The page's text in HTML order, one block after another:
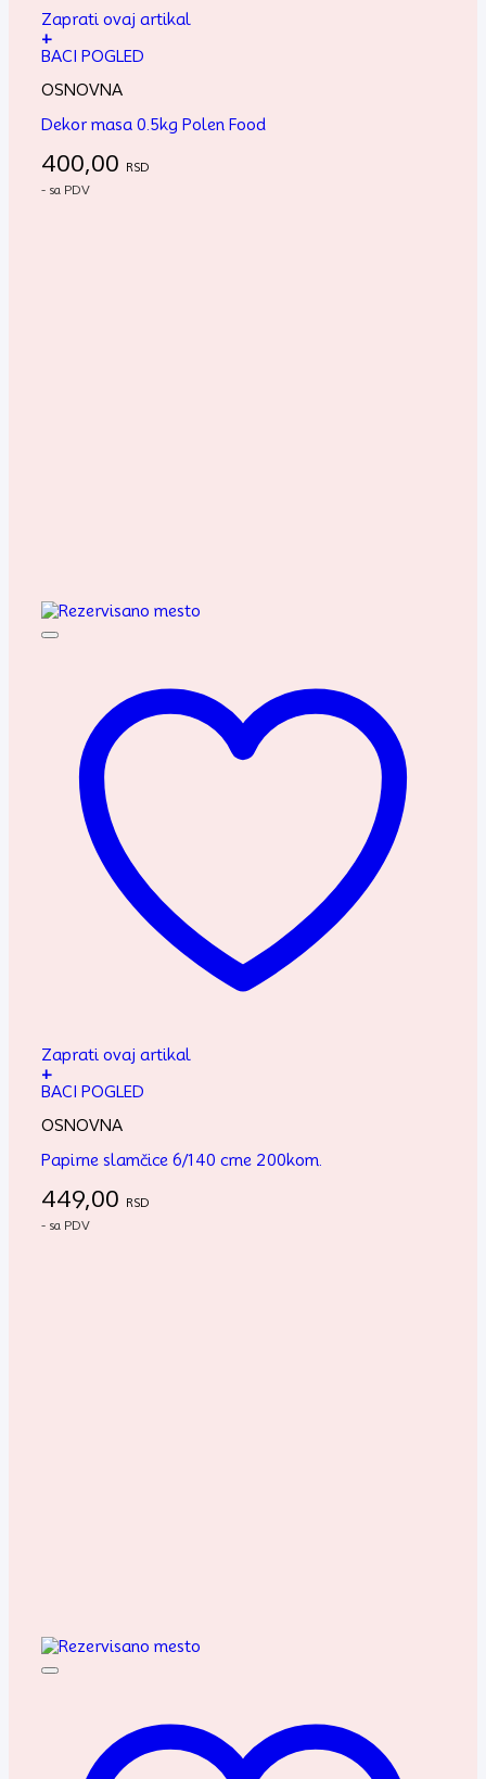
Zaprati ovaj artikal
+
BACI POGLED
OSNOVNA
Dekor masa 0.5kg Polen Food
400,00 RSD
- sa PDV
Zaprati ovaj artikal
+
BACI POGLED
OSNOVNA
Papirne slamčice 6/140 crne 200kom.
449,00 RSD
- sa PDV